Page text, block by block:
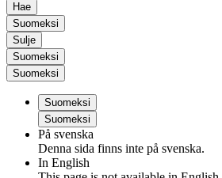
Hae
Suomeksi
Sulje
Suomeksi
Suomeksi
Suomeksi
Suomeksi
På svenska
Denna sida finns inte på svenska.
In English